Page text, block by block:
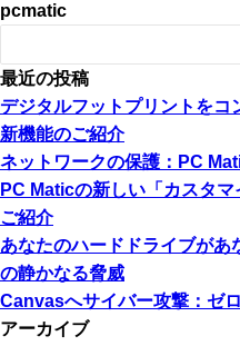
pcmatic
最近の投稿
デジタルフットプリントを
新機能のご紹介
ネットワークの保護：PC
PC Maticの新しい「カスタ
ご紹介
あなたのハードドライブが
の静かなる脅威
Canvasへサイバー攻撃：ゼ
アーカイブ